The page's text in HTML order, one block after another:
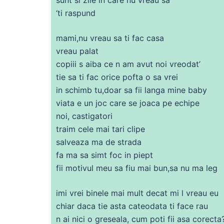
‘ti raspund
mami,nu vreau sa ti fac casa
vreau palat
copiii s aiba ce n am avut noi vreodat’
tie sa ti fac orice pofta o sa vrei
in schimb tu,doar sa fii langa mine baby
viata e un joc care se joaca pe echipe
noi, castigatori
traim cele mai tari clipe
salveaza ma de strada
fa ma sa simt foc in piept
fii motivul meu sa fiu mai bun,sa nu ma leg
imi vrei binele mai mult decat mi l vreau eu
chiar daca tie asta cateodata ti face rau
n ai nici o greseala, cum poti fii asa